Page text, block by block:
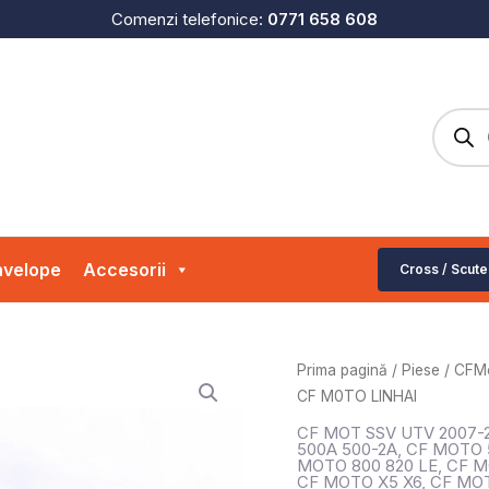
Comenzi telefonice: 0771 658 608
search
Accesorii Cross /
Prima pagină / Piese /
CF M0TO LINHAI
CF MOT SSV UTV 2007-
500A 500-2A, CF MOTO
MOTO 800 820 LE, CF
CF MOTO X5 X6, CF
Cantitate
SIMERING
CF
M0TO